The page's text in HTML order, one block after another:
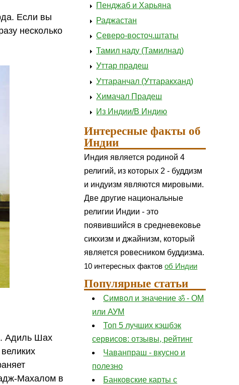
Если вы
несколько
. Адиль Шах
Махалом в
Пенджаб и Харьяна
Раджастан
Северо-восточ.штаты
Тамил наду (Тамилнад)
Уттар прадеш
Уттаранчал (Уттаракханд)
Химачал Прадеш
Из Индии/В Индию
Интересные факты об
Индии
Индия является родиной 4
религий, из которых 2 - буддизм
и индуизм являются мировыми.
Две другие национальные
религии Индии - это
появившийся в средневековье
сикхизм и джайнизм, который
является ровесником буддизма.
10 интересных фактовоб Индии
Популярные статьи
Символ и значение ॐ - ОМ
или АУМ
Топ 5 лучших кэшбэк
сервисов: отзывы, рейтинг
Чаванпраш - вкусно и
полезно
Банковские карты с